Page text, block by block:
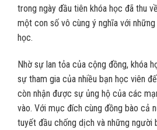
trong ngày đầu tiên khóa học đã thu
một con số vô cùng ý nghĩa với
học.
Nhờ sự lan tỏa của cộng đồng, khóa
sự tham gia của nhiều bạn học viên
còn nhận được sự ủng hộ của các
vào. Với mục đích cùng đồng bào cả
tuyết đầu chống dịch và những người